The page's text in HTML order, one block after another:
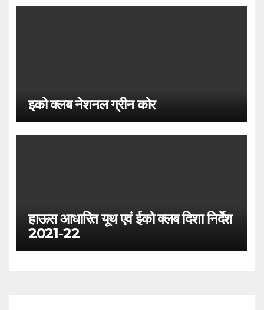
इको क्लब नेशनल ग्रीन कोर
हाऊस आधारित यूथ एवं ईको क्लब दिशा निर्देश
2021-22